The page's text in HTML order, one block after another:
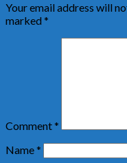
Your email address will
marked*
Comment*
Name*